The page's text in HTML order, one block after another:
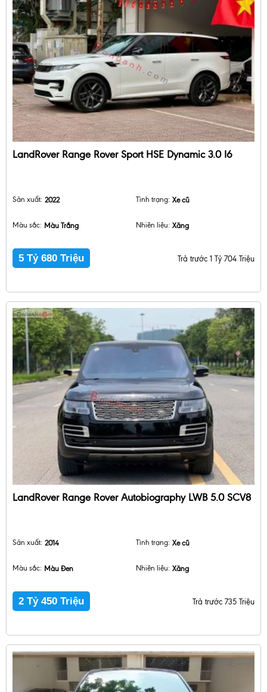
LandRover Range Rover Sport HSE Dynamic 3.0 I6
Sản xuất: 2022 Tình trạng: Xe cũ
Màu sắc: Màu Trắng Nhiên liệu: Xăng
5 Tỷ 680 Triệu Trả trước 1 Tỷ 704 Triệu
LandRover Range Rover Autobiography LWB 5.0 SCV8
Sản xuất: 2014 Tình trạng: Xe cũ
Màu sắc: Màu Đen Nhiên liệu: Xăng
2 Tỷ 450 Triệu Trả trước 735 Triệu